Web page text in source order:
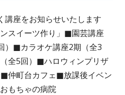
講座をお知らせいたします
スイーツ作り」■園芸講座
）■カラオケ講座2期（全3
全5回）■ハロウィンプリザ
仲町台カフェ■放課後イベン
もちゃの病院